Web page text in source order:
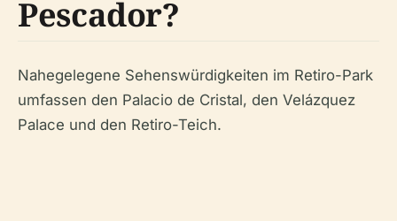
Pescador?
Nahegelegene Sehenswürdigkeiten im Retiro-Park
umfassen den Palacio de Cristal, den Velázquez
Palace und den Retiro-Teich.